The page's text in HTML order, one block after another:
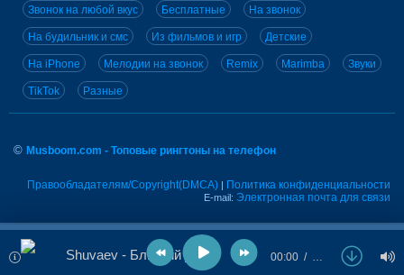
Звонок на любой вкус Бесплатные На звонок
На будильник и смс Из фильмов и игр Детские
На iPhone Мелодии на звонок Remix Marimba Звуки
TikTok Разные
© Musboom.com - Топовые рингтоны на телефон
Правообладателям/Copyright(DMCA) | Политика конфиденциальности
E-mail: Электронная почта для связи
Shuvaev - Близкий друг 00:00 …